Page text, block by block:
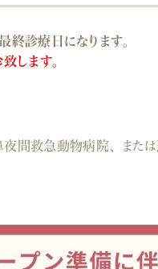
診療日になります。
します。
間救急動物病院、または